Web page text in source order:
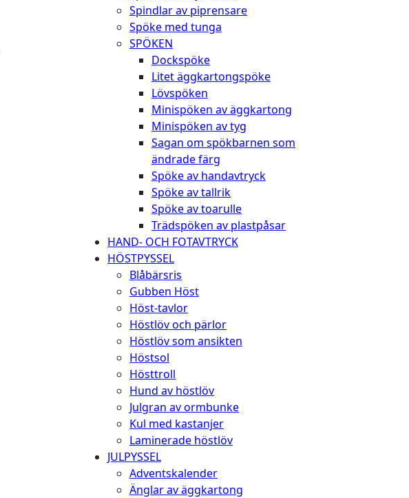
Spindlar av piprensare
Spöke med tunga
SPÖKEN
Dockspöke
Litet äggkartongspöke
Lövspöken
Minispöken av äggkartong
Minispöken av tyg
Sagan om spökbarnen som
ändrade färg
Spöke av handavtryck
Spöke av tallrik
Spöke av toarulle
Trädspöken av plastpåsar
HAND- OCH FOTAVTRYCK
HÖSTPYSSEL
Blåbärsris
Gubben Höst
Höst-tavlor
Höstlöv och pärlor
Höstlöv som ansikten
Höstsol
Hösttroll
Hund av höstlöv
Julgran av ormbunke
Kul med kastanjer
Laminerade höstlöv
JULPYSSEL
Adventskalender
Änglar av äggkartong